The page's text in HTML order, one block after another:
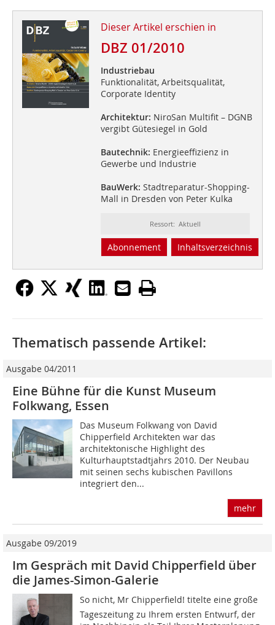
Dieser Artikel erschien in
DBZ 01/2010
Industriebau
Funktionalität, Arbeitsqualität,
Corporate Identity
Architektur: NiroSan Multifit – DGNB
vergibt Gütesiegel in Gold
Bautechnik: Energieeffizienz in
Gewerbe und Industrie
BauWerk: Stadtreparatur-Shopping-
Mall in Dresden von Peter Kulka
Ressort: Aktuell
Abonnement Inhaltsverzeichnis
Thematisch passende Artikel:
Ausgabe 04/2011
Eine Bühne für die Kunst Museum
Folkwang, Essen
Das Museum Folkwang von David
Chipperfield Architekten war das
architektonische Highlight des
Kulturhauptstadtjahrs 2010. Der Neubau
mit seinen sechs kubischen Pavillons
integriert den...
mehr
Ausgabe 09/2019
Im Gespräch mit David Chipperfield über
die James-Simon-Galerie
So nicht, Mr Chipperfield! titelte eine große
Tageszeitung zu Ihrem ersten Entwurf, der